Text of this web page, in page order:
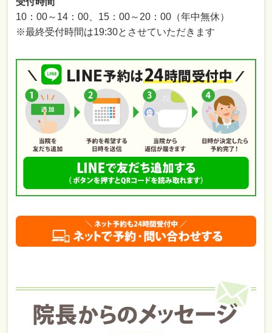
10：00～14：00、15：00～20：00（年中無休）
※最終受付時間は19:30とさせていただきます